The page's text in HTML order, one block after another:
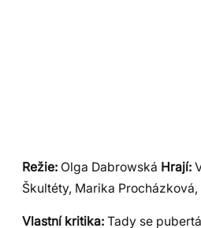
Režie: Olga Dabrowská Hrají:
Škultéty, Marika
Vlastní kritika: Tady se